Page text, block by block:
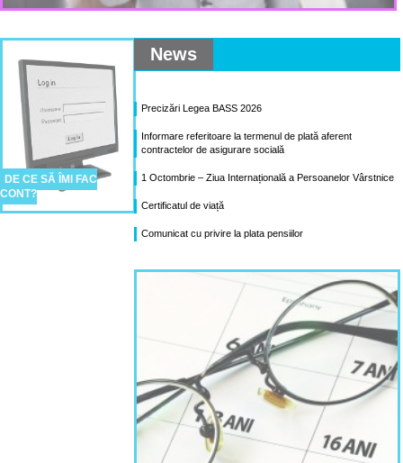
DE CE SĂ ÎMI FAC
CONT?
News
Precizări Legea BASS 2026
Informare referitoare la termenul de plată aferent
contractelor de asigurare socială
1 Octombrie – Ziua Internațională a Persoanelor Vârstnice
Certificatul de viață
Comunicat cu privire la plata pensiilor